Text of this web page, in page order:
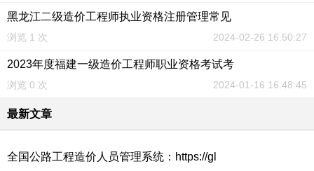
黑龙江二级造价工程师执业资格注册管理常见
浏览 1 次 2024-02-26 16:50:27
2023年度福建一级造价工程师职业资格考试考
浏览 0 次 2024-01-16 16:48:45
最新文章
全国公路工程造价人员管理系统：https://gl